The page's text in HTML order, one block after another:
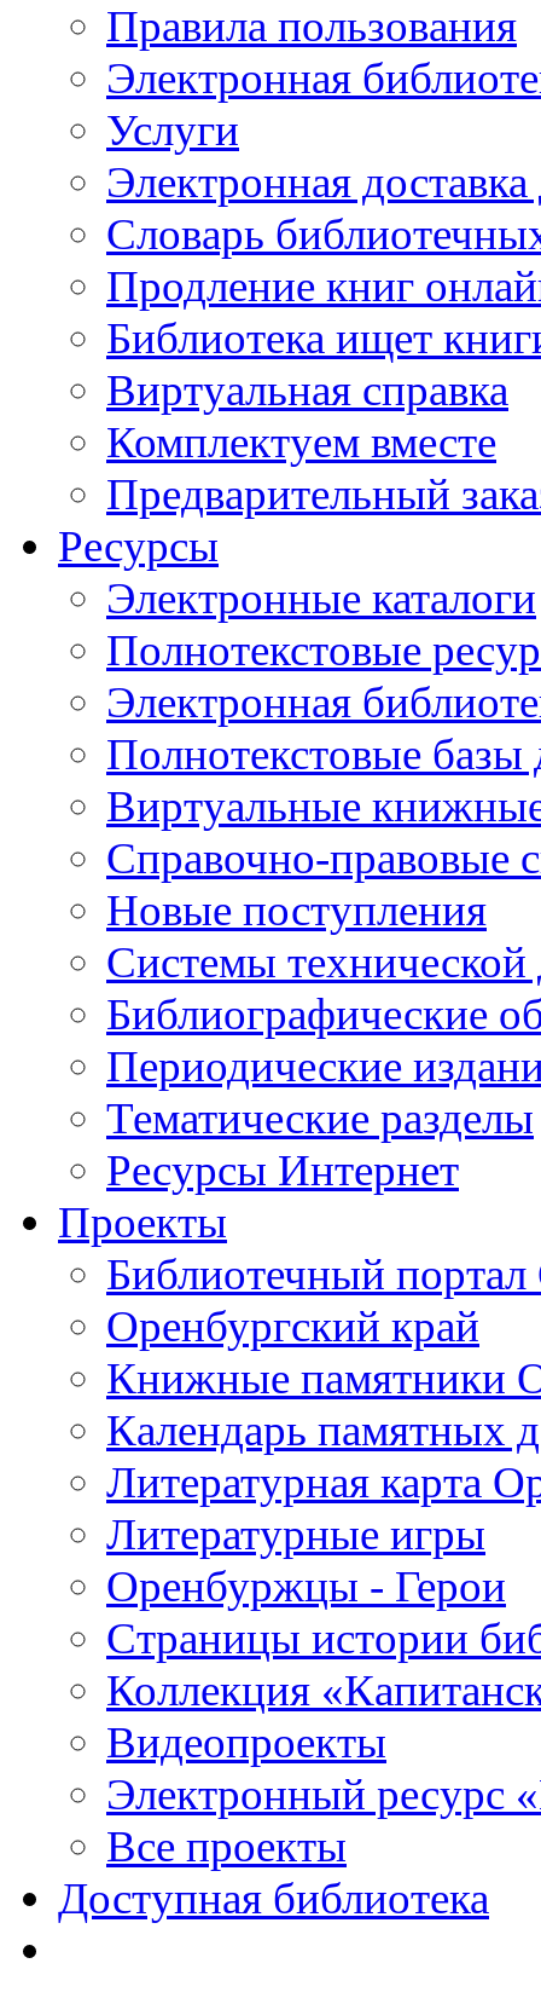
Правила пользования
Электронная
Услуги
Электронная
Словарь
Продление книг
Библиотека ищет
Виртуальная справка
Комплектуем вместе
Предварительный
Ресурсы
Электронные каталоги
Полнотекстовые
Электронная
Полнотекстовые
Виртуальные
Справочно-правовые
Новые поступления
Cистемы
Библиографические
Периодические
Тематические разделы
Ресурсы Интернет
Проекты
Библиотечный портал
Оренбургский край
Книжные памятники
Календарь памятных
Литературная карта
Литературные игры
Оренбуржцы - Герои
Страницы истории
Коллекция
Видеопроекты
Электронный ресурс
Все проекты
Доступная библиотека